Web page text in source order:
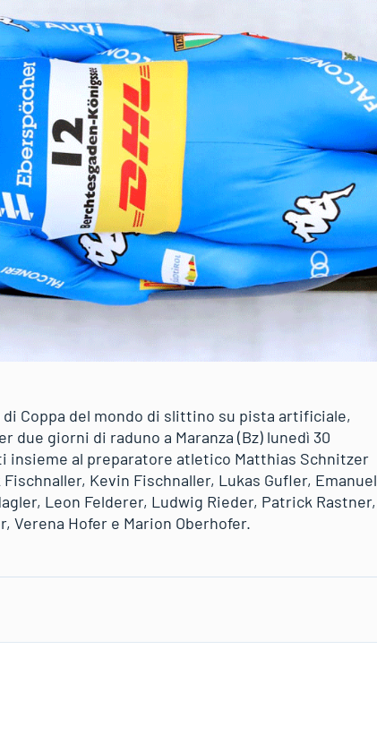
di Coppa del mondo di slittino su pista artificiale,
giorni di raduno a Maranza (Bz) lunedì 30
insieme al preparatore atletico Matthias Schnitzer
Kevin Fischnaller, Lukas Gufler, Emanuel
Leon Felderer, Ludwig Rieder, Patrick Rastner,
Verena Hofer e Marion Oberhofer.